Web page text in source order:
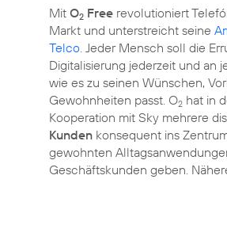
Mit O2 Free revolutioniert
Markt und unterstreicht seine
Telco. Jeder Mensch soll die
Digitalisierung jederzeit und an
wie es zu seinen Wünschen,
Gewohnheiten passt. O2 hat in
Kooperation mit Sky mehrere
Kunden konsequent ins
gewohnten
Geschäftskunden geben.